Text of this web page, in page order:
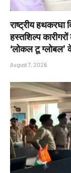
राष्ट्रीय हथकरघा
हस्तशिल्प
‘लोकल टू
August 7, 2026